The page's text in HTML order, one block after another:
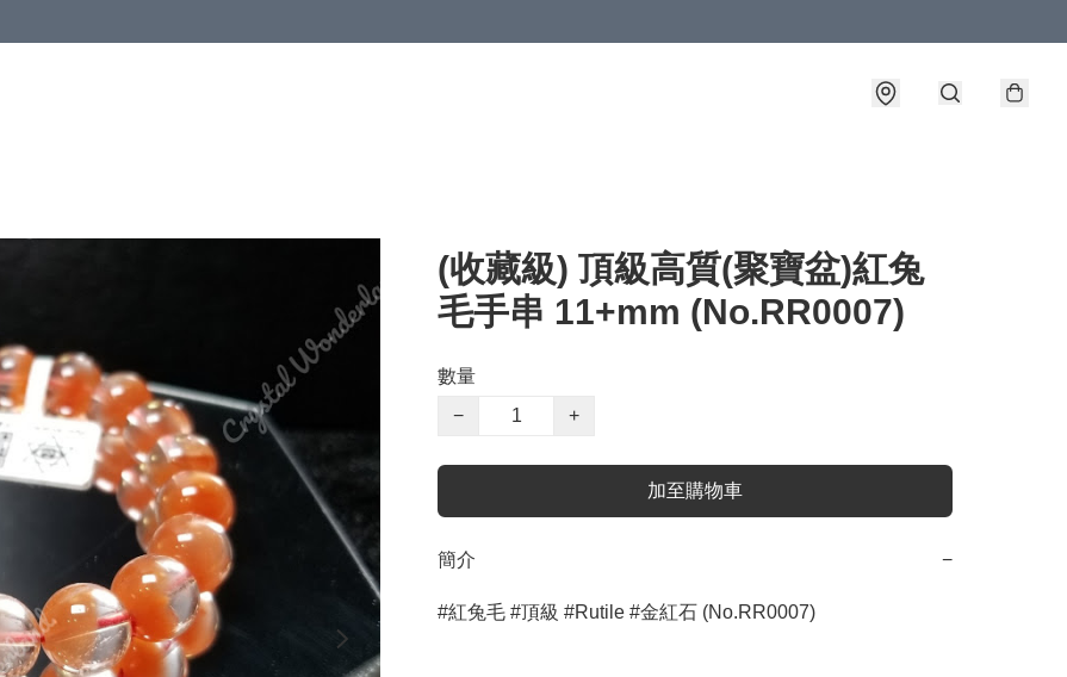
(收藏級) 頂級高質(聚寶盆)紅兔
毛手串 11+mm (No.RR0007)
數量
−
+
加至購物車
簡介 −
#紅兔毛 #頂級 #Rutile #金紅石 (No.RR0007)